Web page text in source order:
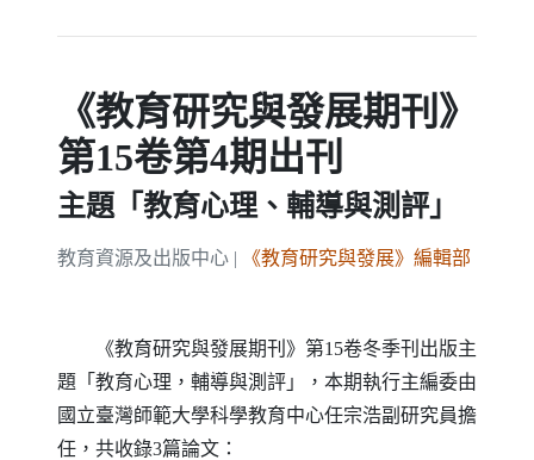
《教育研究與發展期刊》
第15卷第4期出刊
主題「教育心理、輔導與測評」
教育資源及出版中心 | 《教育研究與發展》編輯部
《教育研究與發展期刊》第15卷冬季刊出版主
題「教育心理，輔導與測評」，本期執行主編委由
國立臺灣師範大學科學教育中心任宗浩副研究員擔
任，共收錄3篇論文：